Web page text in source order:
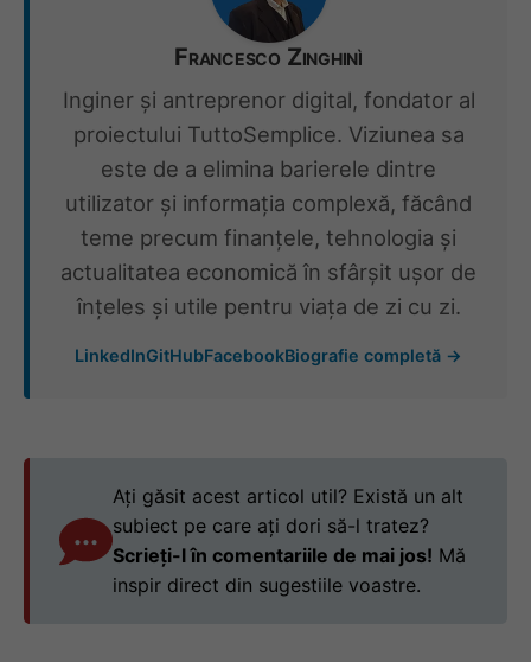
Francesco Zinghinì
Inginer și antreprenor digital, fondator al
proiectului TuttoSemplice. Viziunea sa
este de a elimina barierele dintre
utilizator și informația complexă, făcând
teme precum finanțele, tehnologia și
actualitatea economică în sfârșit ușor de
înțeles și utile pentru viața de zi cu zi.
LinkedInGitHubFacebookBiografie completă →
Ați găsit acest articol util? Există un alt
subiect pe care ați dori să-l tratez?
Scrieți-l în comentariile de mai jos! Mă
inspir direct din sugestiile voastre.